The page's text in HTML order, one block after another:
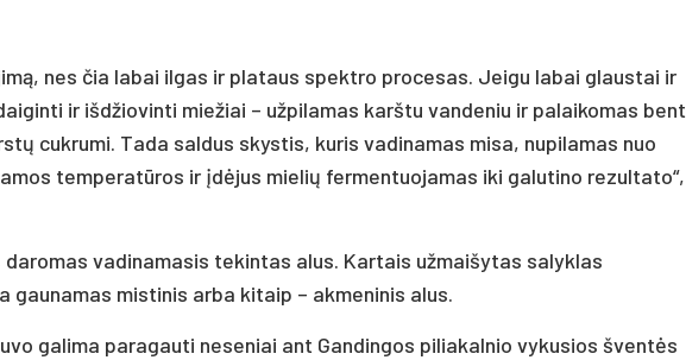
nes čia labai ilgas ir plataus spektro procesas. Jeigu labai glaustai ir
ir išdžiovinti miežiai – užpilamas karštu vandeniu ir palaikomas bent
cukrumi. Tada saldus skystis, kuris vadinamas misa, nupilamas nuo
temperatūros ir įdėjus mielių fermentuojamas iki galutino rezultato“,
vadinamasis tekintas alus. Kartais užmaišytas salyklas
gaunamas mistinis arba kitaip – akmeninis alus.
galima paragauti neseniai ant Gandingos piliakalnio vykusios šventės